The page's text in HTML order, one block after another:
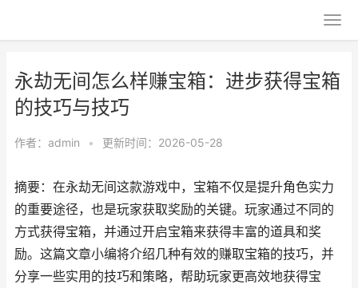
永劫无间怎么样赚宝箱：进步获得宝箱
的技巧与技巧
作者： admin • 更新时间：2026-05-28
摘要：在永劫无间这款游戏中，宝箱不仅是提升角色实力
的重要途径，也是玩家获取奖励的关键。玩家通过不同的
方式获得宝箱，并通过开启宝箱来获得丰富的道具和奖
励。这篇文章小编将介绍几种有效的赚取宝箱的技巧，并
分享一些实用的技巧和策略，帮助玩家更高效地获得宝